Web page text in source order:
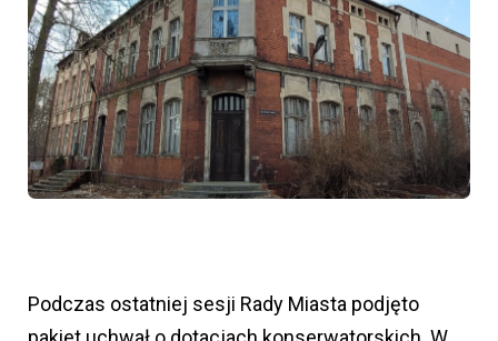
Podczas ostatniej sesji Rady Miasta podjęto